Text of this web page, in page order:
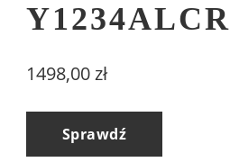
Y1234ALCR
1498,00zł
Sprawdź